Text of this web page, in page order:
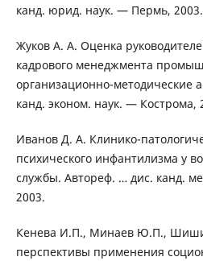
канд. юрид. наук. — Пермь, 2003.
Жуков А. А. Оценка
кадрового менеджмента
организационно-методические
канд. эконом. наук. — Кострома,
Иванов Д. А. Клинико-
психического инфантилизма у
службы. Автореф. … дис. канд.
2003.
Кенева И.П., Минаев Ю.П.,
перспективы применения